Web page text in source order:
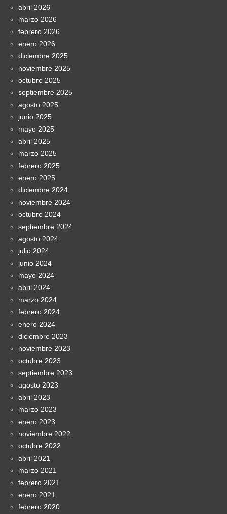
abril 2026
marzo 2026
febrero 2026
enero 2026
diciembre 2025
noviembre 2025
octubre 2025
septiembre 2025
agosto 2025
junio 2025
mayo 2025
abril 2025
marzo 2025
febrero 2025
enero 2025
diciembre 2024
noviembre 2024
octubre 2024
septiembre 2024
agosto 2024
julio 2024
junio 2024
mayo 2024
abril 2024
marzo 2024
febrero 2024
enero 2024
diciembre 2023
noviembre 2023
octubre 2023
septiembre 2023
agosto 2023
abril 2023
marzo 2023
enero 2023
noviembre 2022
octubre 2022
abril 2021
marzo 2021
febrero 2021
enero 2021
febrero 2020